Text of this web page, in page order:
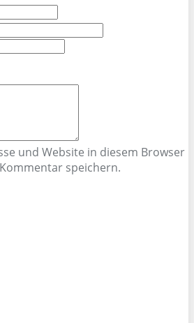
und Website in diesem Browser
speichern.